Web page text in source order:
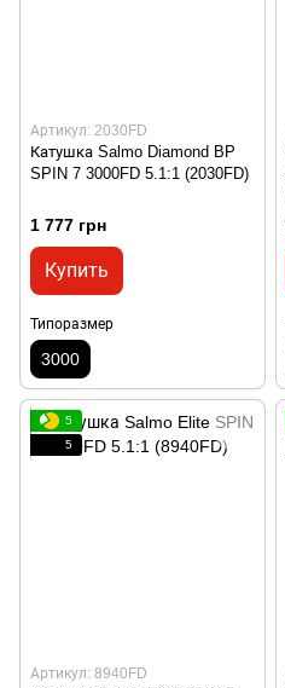
Артикул: 2030FD
Катушка Salmo Diamond BP
SPIN 7 3000FD 5.1:1 (2030FD)
1 777 грн
Купить
Типоразмер
3000
5
5
Артикул: 8940FD